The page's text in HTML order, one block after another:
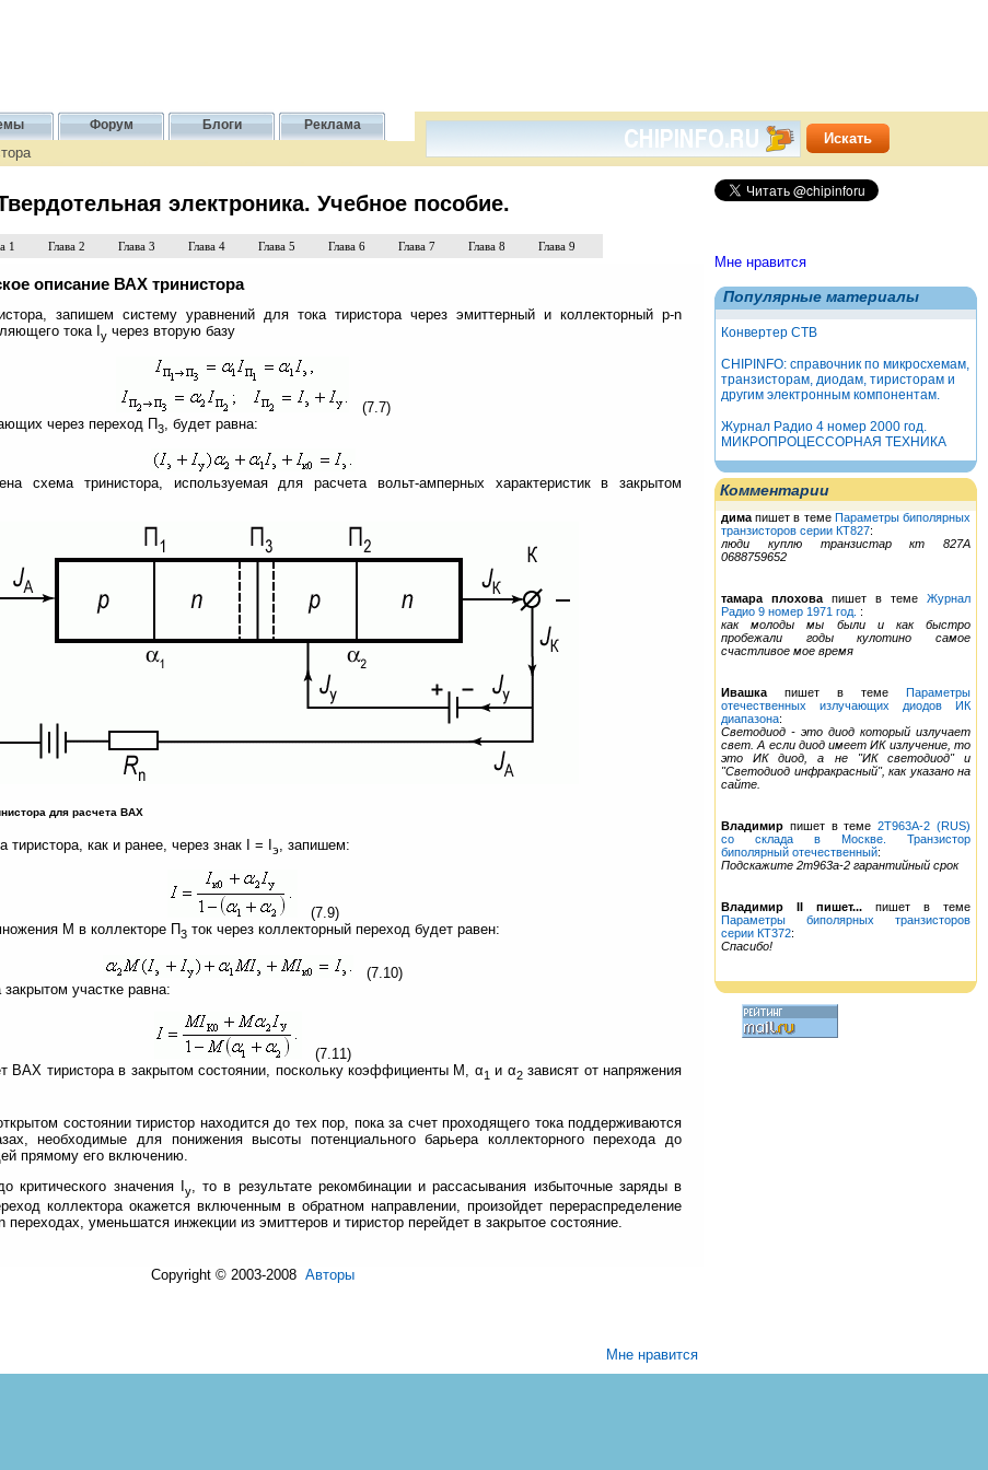
Форум Блоги Реклама
Мне нравится
Популярные материалы
Конвертер СТВ
CHIPINFO: справочник по микросхемам,
транзисторам, диодам, тиристорам и
другим электронным компонентам.
Журнал Радио 4 номер 2000 год.
МИКРОПРОЦЕССОРНАЯ ТЕХНИКА
Комментарии
дима пишет в теме Параметры биполярных
транзисторов серии КТ827:
люди куплю транзистар кт 827А
0688759652
тамара плохова пишет в теме Журнал
Радио 9 номер 1971 год. :
как молоды мы были и как быстро
пробежали годы кулотино самое
счастливое мое время
Ивашка пишет в теме Параметры
отечественных излучающих диодов ИК
диапазона:
Светодиод - это диод который излучает
свет. А если диод имеет ИК излучение, то
это ИК диод, а не "ИК светодиод" и
"Светодиод инфракрасный", как указано на
сайте.
Владимир пишет в теме2Т963А-2 (RUS)
со склада в Москве. Транзистор
биполярный отечественный:
Подскажите 2т963а-2 гарантийный срок
Владимир II пишет... пишет в теме
Параметры биполярных транзисторов
серии КТ372:
Спасибо!
электроника. Учебное пособие.
1 Глава 2 Глава 3 Глава 4 Глава 5 Глава 6 Глава 7 Глава 8 Глава 9
описание ВАХ тринистора
запишем систему уравнений для тока тиристора через эмиттерный и коллекторный p-n
тока I у через вторую базу
(7.7)
через переход П3 , будет равна:
схема тринистора, используемая для расчета вольт-амперных характеристик в закрытом
для расчета ВАХ
тиристора, как и ранее, через знак I = I э , запишем:
(7.9)
М в коллекторе П3 ток через коллекторный переход будет равен:
(7.10)
участке равна:
(7.11)
ВАХ тиристора в закрытом состоянии, поскольку коэффициенты М, α1 и α2зависят от напряжения
состоянии тиристор находится до тех пор, пока за счет проходящего тока поддерживаются
необходимые для понижения высоты потенциального барьера коллекторного перехода до
прямому его включению.
значения I
у, то в результате рекомбинации и рассасывания избыточные заряды в
коллектора окажется включенным в обратном направлении, произойдет перераспределение
уменьшатся инжекции из эмиттеров и тиристор перейдет в закрытое состояние.
Copyright © 2003-2008 Авторы
Мне нравится